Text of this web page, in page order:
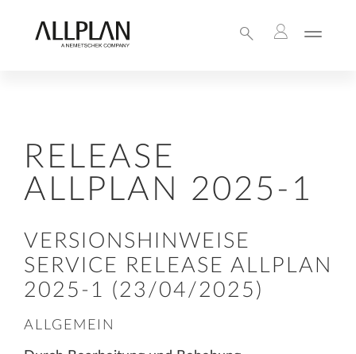
RELEASE
ALLPLAN 2025-1
VERSIONSHINWEISE
SERVICE RELEASE ALLPLAN
2025-1 (23/04/2025)
ALLGEMEIN